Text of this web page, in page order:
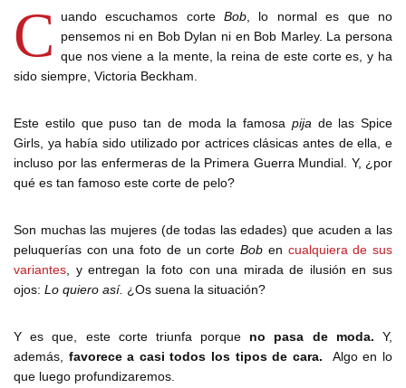
C uando escuchamos corteBob, lo normal es que no
pensemos ni en Bob Dylan ni en Bob Marley. La persona
que nos viene a la mente, la reina de este corte es, y ha
sido siempre, Victoria Beckham.
Este estilo que puso tan de moda la famosa pijade las Spice
Girls, ya había sido utilizado por actrices clásicas antes de ella, e
incluso por las enfermeras de la Primera Guerra Mundial. Y, ¿por
qué es tan famoso este corte de pelo?
Son muchas las mujeres (de todas las edades) que acuden a las
peluquerías con una foto de un corteBob en cualquiera de sus
variantes, y entregan la foto con una mirada de ilusión en sus
ojos: Lo quiero así. ¿Os suena la situación?
Y es que, este corte triunfa porque no pasa de moda.Y,
además, favorece a casi todos los tipos de cara. Algo en lo
que luego profundizaremos.